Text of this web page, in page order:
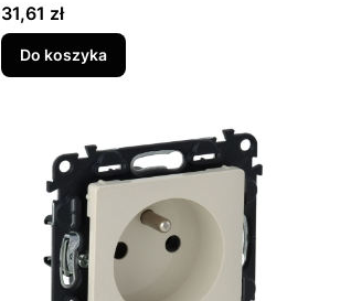
Cena
31,61 zł
Do koszyka